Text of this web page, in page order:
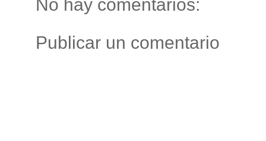
No hay comentarios:
Publicar un comentario